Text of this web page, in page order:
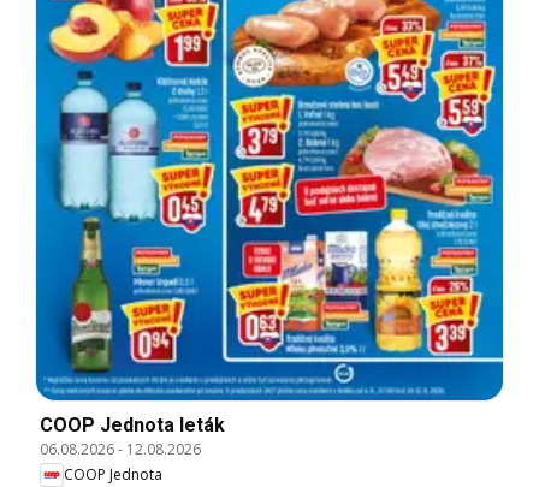
COOP Jednota leták
06.08.2026- 12.08.2026
COOP Jednota